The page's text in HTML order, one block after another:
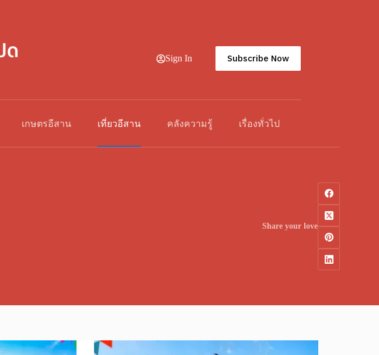
Sign In Subscribe Now
เกษตรอีสาน เที่ยวอีสาน คลังความรู้ เรื่องทั่วไป
Share your love